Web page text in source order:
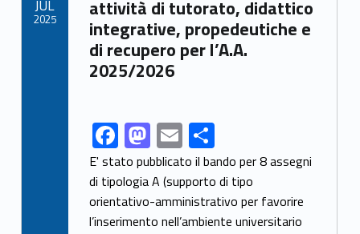
k
attività di tutorato, didattico
integrative, propedeutiche e
di recupero per l’A.A.
2025/2026
Link identifier share facebook archive #share-link-archive-73512F
ac
e
b
M
as
to
d
E
m
ai
l
S
h
ar
e
E' stato pubblicato il bando per 8 assegni
di tipologia A (supporto di tipo
orientativo-amministrativo per favorire
l’inserimento nell’ambiente universitario
JUL
2025